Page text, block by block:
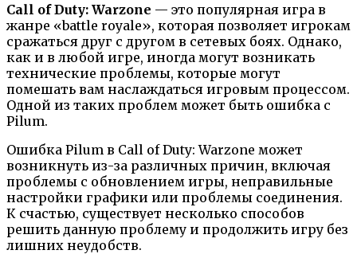
Call of Duty: Warzone — это популярная игра в
жанре «battle royale», которая позволяет игрокам
сражаться друг с другом в сетевых боях. Однако,
как и в любой игре, иногда могут возникать
технические проблемы, которые могут
помешать вам наслаждаться игровым процессом.
Одной из таких проблем может быть ошибка с
Pilum.
Ошибка Pilum в Call of Duty: Warzone может
возникнуть из-за различных причин, включая
проблемы с обновлением игры, неправильные
настройки графики или проблемы соединения.
К счастью, существует несколько способов
решить данную проблему и продолжить игру без
лишних неудобств.